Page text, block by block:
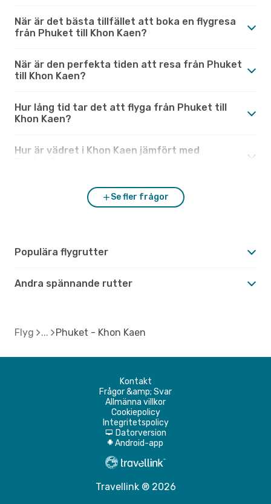
När är det bästa tillfället att boka en flygresa
från Phuket till Khon Kaen?
När är den perfekta tiden att resa från Phuket
till Khon Kaen?
Hur lång tid tar det att flyga från Phuket till
Khon Kaen?
Hur är vädret i Khon Kaen jämfört med
Se fler frågor
Populära flygrutter
Andra spännande rutter
Flyg Phuket - Khon Kaen
Kontakt
Frågor &amp; Svar
Allmänna villkor
Cookiepolicy
Integritetspolicy
d Datorversion
A Android-app
Travellink ® 2026